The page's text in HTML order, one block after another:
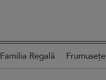
Familia Regală Frumusețe